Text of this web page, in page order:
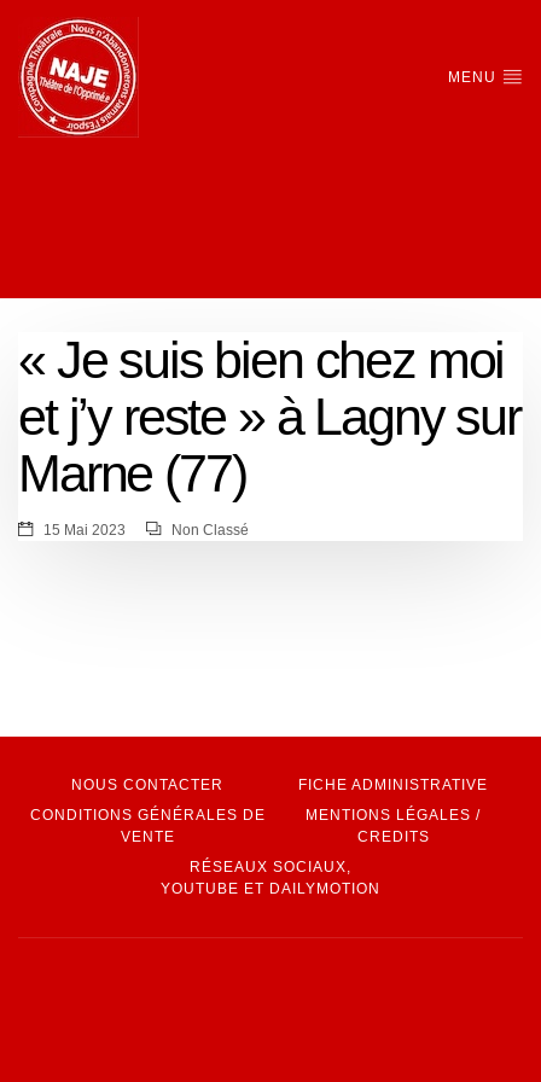
MENU
« Je suis bien chez moi
et j’y reste » à Lagny sur
Marne (77)
15 Mai 2023 Non Classé
NOUS CONTACTER
FICHE ADMINISTRATIVE
CONDITIONS GÉNÉRALES DE
VENTE
MENTIONS LÉGALES /
CREDITS
RÉSEAUX SOCIAUX,
YOUTUBE ET DAILYMOTION